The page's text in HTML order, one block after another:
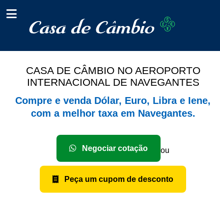
CASA DE CÂMBIO NO AEROPORTO
INTERNACIONAL DE NAVEGANTES
Compre e venda Dólar, Euro, Libra e Iene,
com a melhor taxa em Navegantes.
Negociar cotação ou
Peça um cupom de desconto